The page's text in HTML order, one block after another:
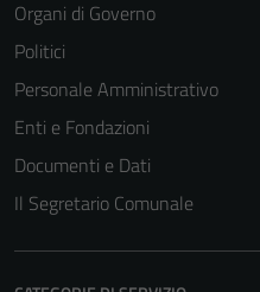
Organi di Governo
Politici
Personale Amministrativo
Enti e Fondazioni
Documenti e Dati
Il Segretario Comunale